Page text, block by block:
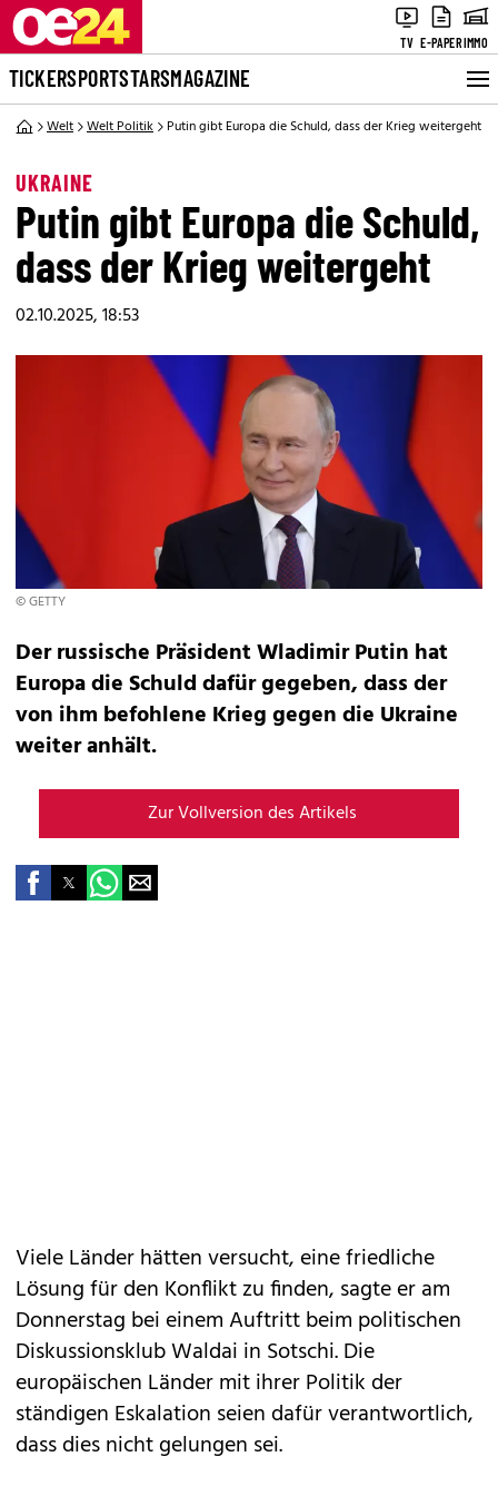
TV E-PAPERIMMO
TICKERSPORTSTARSMAGAZINE
Welt Welt Politik Putin gibt Europa die Schuld, dass der Krieg weitergeht
UKRAINE
Putin gibt Europa die Schuld,
dass der Krieg weitergeht
02.10.2025, 18:53
© GETTY
Der russische Präsident Wladimir Putin hat
Europa die Schuld dafür gegeben, dass der
von ihm befohlene Krieg gegen die Ukraine
weiter anhält.
Zur Vollversion des Artikels
Viele Länder hätten versucht, eine friedliche
Lösung für den Konflikt zu finden, sagte er am
Donnerstag bei einem Auftritt beim politischen
Diskussionsklub Waldai in Sotschi. Die
europäischen Länder mit ihrer Politik der
ständigen Eskalation seien dafür verantwortlich,
dass dies nicht gelungen sei.